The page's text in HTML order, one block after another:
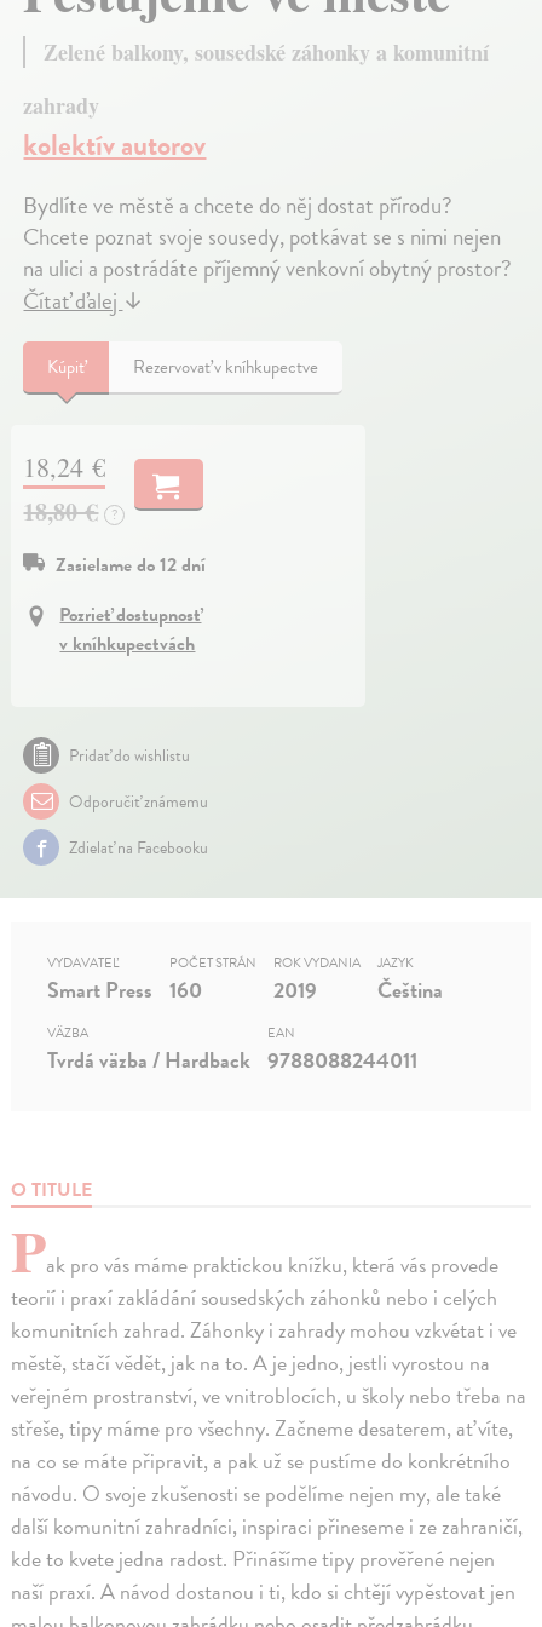
Zelené balkony, sousedské záhonky a komunitní
zahrady
kolektív autorov
Bydlíte ve městě a chcete do něj dostat přírodu?
Chcete poznat svoje sousedy, potkávat se s nimi nejen
na ulici a postrádáte příjemný venkovní obytný prostor?
Čítať ďalej ↓
Kúpiť Rezervovať v kníhkupectve
18,24 €
18,80 € ?
Zasielame do 12 dní
Pozrieť dostupnosť
v kníhkupectvách
Pridať do wishlistu
Odporučiť známemu
Zdielať na Facebooku
O TITULE
Pak pro vás máme praktickou knížku, která vás provede
teorií i praxí zakládání sousedských záhonků nebo i celých
komunitních zahrad. Záhonky i zahrady mohou vzkvétat i ve
městě, stačí vědět, jak na to. A je jedno, jestli vyrostou na
veřejném prostranství, ve vnitroblocích, u školy nebo třeba na
střeše, tipy máme pro všechny. Začneme desaterem, ať víte,
na co se máte připravit, a pak už se pustíme do konkrétního
návodu. O svoje zkušenosti se podělíme nejen my, ale také
další komunitní zahradníci, inspiraci přineseme i ze zahraničí,
kde to kvete jedna radost. Přinášíme tipy prověřené nejen
naší praxí. A návod dostanou i ti, kdo si chtějí vypěstovat jen
VYDAVATEĽ
Smart Press
POČET STRÁN
160
ROK VYDANIA
2019
JAZYK
Čeština
VÄZBA
Tvrdá väzba / Hardback
EAN
9788088244011